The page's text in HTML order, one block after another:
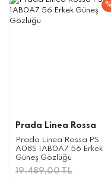
Prada Linea Rossa
Prada Linea Rossa PS
A08S 1AB0A7 56 Erkek
Güneş Gözlüğü
19.489,00 TL